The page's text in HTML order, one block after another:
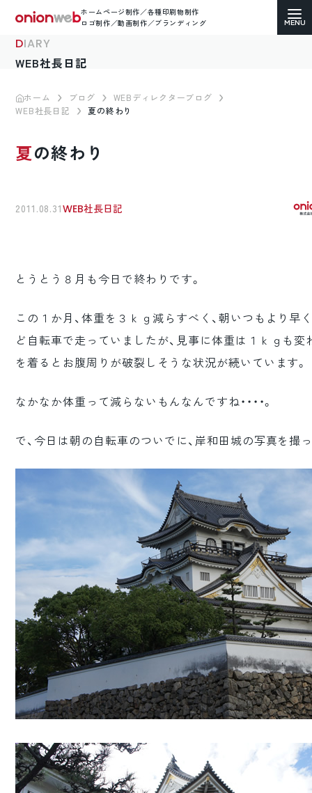
ホームページ制作／各種印刷物制作
ロゴ制作／動画制作／ブランディング
ホームページ制作
コーポレートサイト
ロゴマーク制作
ブランディング
DIARY
WEB社長日記
ホーム ブログ
WEBディレクターブログ
WEB社長日記
夏の終わり
夏の終わり
2011.08.31 WEB社長日記
とうとう８月も今日で終わりです。
この１か月、体重を３ｋｇ減らすべく、朝いつもより早
ど自転車で走っていましたが、見事に体重は１ｋｇも変
を着るとお腹周りが破裂しそうな状況が続いています。
なかなか体重って減らないもんなんですね・・・・。
で、今日は朝の自転車のついでに、岸和田城の写真を撮